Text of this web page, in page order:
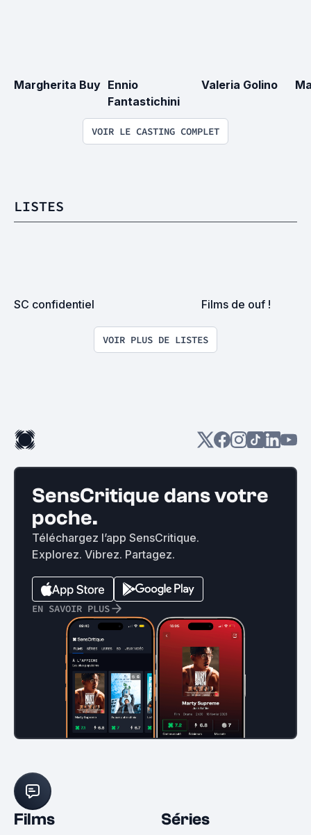
Margherita Buy Ennio
Fantastichini
Valeria Golino
VOIR LE CASTING COMPLET
LISTES
SC confidentiel Films de ouf !
VOIR PLUS DE LISTES
SensCritique dans votre
poche.
Téléchargez l’app SensCritique.
Explorez. Vibrez. Partagez.
EN SAVOIR PLUS
Films Séries